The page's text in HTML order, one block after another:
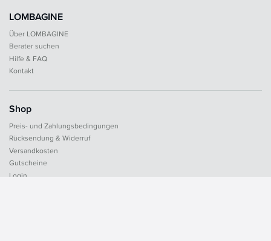
LOMBAGINE
Über LOMBAGINE
Berater suchen
Hilfe & FAQ
Kontakt
Shop
Preis- und Zahlungsbedingungen
Rücksendung & Widerruf
Versandkosten
Gutscheine
Login